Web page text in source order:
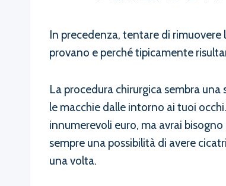
In precedenza, tentare di
provano e perché tipicamente
La procedura chirurgica sembra
le macchie dalle intorno ai tuoi
innumerevoli euro, ma avrai
sempre una possibilità di avere
una volta.